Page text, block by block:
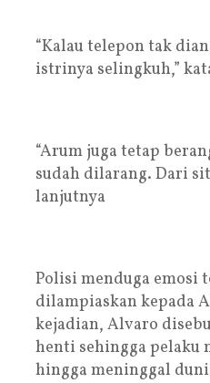
“Kalau telepon tak
istrinya selingkuh,”
“Arum juga tetap
sudah dilarang. Dari
lanjutnya
Polisi menduga emosi
dilampiaskan kepada
kejadian, Alvaro
henti sehingga pelaku
hingga meninggal